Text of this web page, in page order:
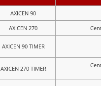
AXICEN 90
AXICEN 270
AXICEN 90 TIMER
AXICEN 270 TIMER